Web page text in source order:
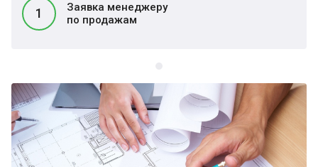
1
Заявка менеджеру
по продажам